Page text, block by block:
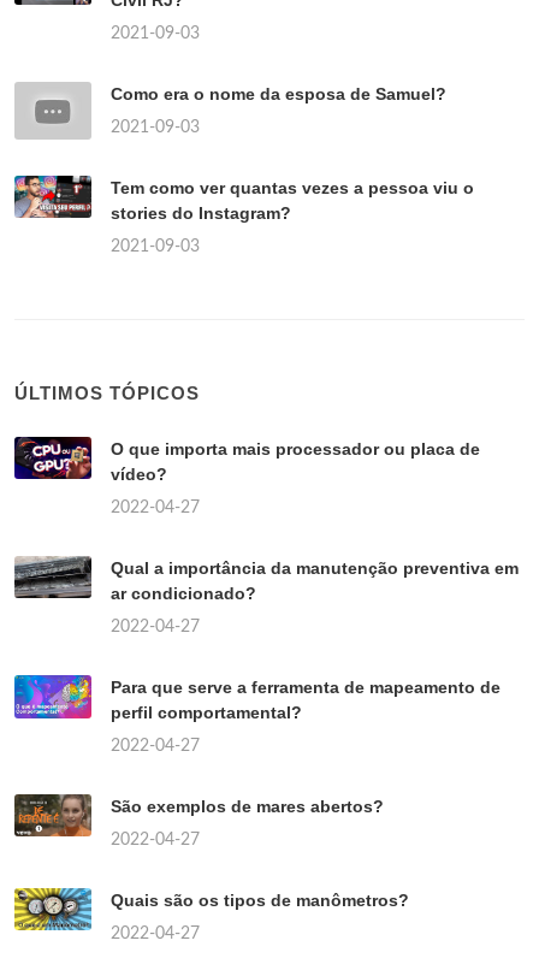
2021-09-03
Como era o nome da esposa de Samuel?
2021-09-03
Tem como ver quantas vezes a pessoa viu o
stories do Instagram?
2021-09-03
ÚLTIMOS TÓPICOS
O que importa mais processador ou placa de
vídeo?
2022-04-27
Qual a importância da manutenção preventiva em
ar condicionado?
2022-04-27
Para que serve a ferramenta de mapeamento de
perfil comportamental?
2022-04-27
São exemplos de mares abertos?
2022-04-27
Quais são os tipos de manômetros?
2022-04-27